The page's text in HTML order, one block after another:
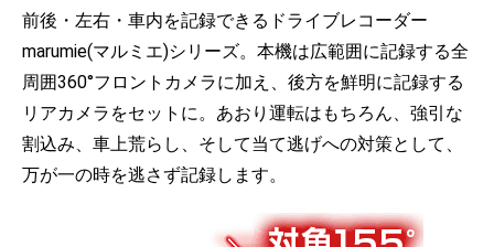
前後・左右・車内を記録できるドライブレコーダー
marumie(マルミエ)シリーズ。本機は広範囲に記録する全
周囲360°フロントカメラに加え、後方を鮮明に記録する
リアカメラをセットに。あおり運転はもちろん、強引な
割込み、車上荒らし、そして当て逃げへの対策として、
万が一の時を逃さず記録します。